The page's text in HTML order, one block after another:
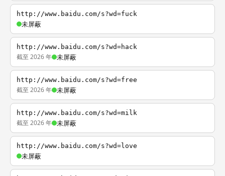
http://www.baidu.com/s?wd=fuck
未屏蔽
http://www.baidu.com/s?wd=hack
截至 2026 年 未屏蔽
http://www.baidu.com/s?wd=free
截至 2026 年 未屏蔽
http://www.baidu.com/s?wd=milk
截至 2026 年 未屏蔽
http://www.baidu.com/s?wd=love
未屏蔽